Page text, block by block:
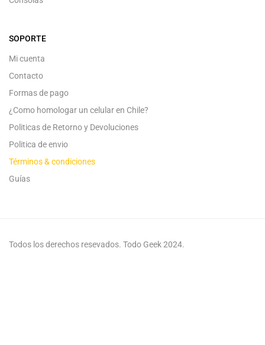
SOPORTE
Mi cuenta
Contacto
Formas de pago
¿Como homologar un celular en Chile?
Politicas de Retorno y Devoluciones
Politica de envio
Términos & condiciones
Guías
Todos los derechos resevados. Todo Geek 2024.